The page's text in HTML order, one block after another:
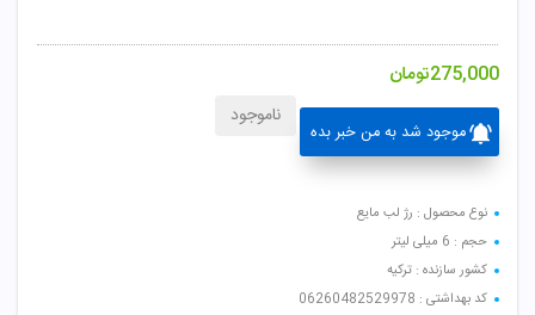
275,000تومان
موجود شد به من خبر بده
ناموجود
نوع محصول : رژ لب مایع
حجم : 6 میلی لیتر
کشور سازنده : ترکیه
کد بهداشتی : 06260482529978